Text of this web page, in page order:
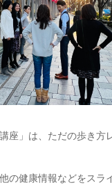
」は、ただの歩き方
の健康情報などをスラ